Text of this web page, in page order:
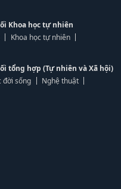
Khoa học tự nhiên
Khoa học tự nhiên
tổng hợp (Tự nhiên và Xã hội)
đời sống
Nghệ thuật